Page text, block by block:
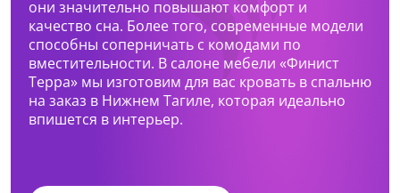
они значительно повышают комфорт и
качество сна. Более того, современные модели
способны соперничать с комодами по
вместительности. В салоне мебели «Финист
Терра» мы изготовим для вас кровать в спальню
на заказ в Нижнем Тагиле, которая идеально
впишется в интерьер.
Нижний Тагил, ул. Космонавтов, 13а
+7 (969) 999-24-14
Перейти
Какая мебель вас интересует?
Опишите ваши пожелания и предпочтения